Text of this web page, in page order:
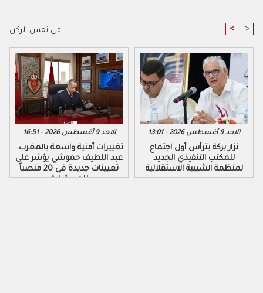
في نفس الركن < >
الاحد 9 أغسطس 2026 - 16:51
تغييرات أمنية واسعة بالمغرب..
عبد اللطيف حموشي يؤشر على
تعيينات جديدة في 20 منصباً
للمسؤولية
الاحد 9 أغسطس 2026 - 13:01
نزار بركة يترأس أول اجتماع
للمكتب التنفيذي الجديد
لمنظمة الشبيبة الاستقلالية